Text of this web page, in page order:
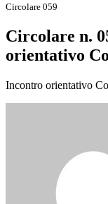
Circolare 059
Circolare n.
orientativo
Incontro orientativo